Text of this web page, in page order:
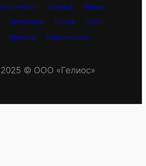
Самара
Пермь
Челябинск Киров
Омск
Иркутск Новосибирск
© OOO «Гелиос»